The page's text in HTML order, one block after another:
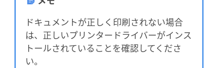
ドキュメントが正しく印刷されない場合
は、正しいプリンタードライバーがインス
トールされていることを確認してくださ
い。